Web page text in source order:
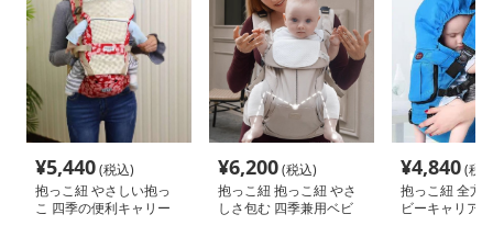
¥5,440(税込)
抱っこ紐 やさしい抱っ
こ 四季の便利キャリー
¥6,200(税込)
抱っこ紐 抱っこ紐 やさ
しさ包む 四季兼用ベビ
¥4,840(税
抱っこ紐 全方
ビーキャリア